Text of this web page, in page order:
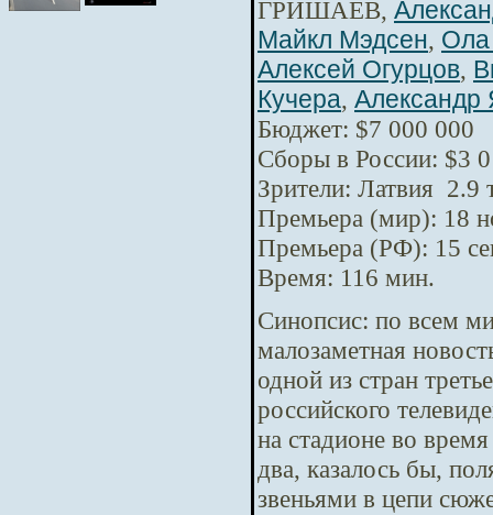
ГРИШАЕВ,
Майкл Мэдсен, Ола
Алексей Огурцов,
Кучера, Александр
Бюджет: $7 000 000
Сборы в России: $3
Зрители: Латвия 2.9
Премьера (мир): 18
Премьера (РФ): 15
Время: 116 мин.
Синопсис: по всем
малозаметная
одной из стран
российского
на стадионе во
два, казалось бы,
звеньями в цепи